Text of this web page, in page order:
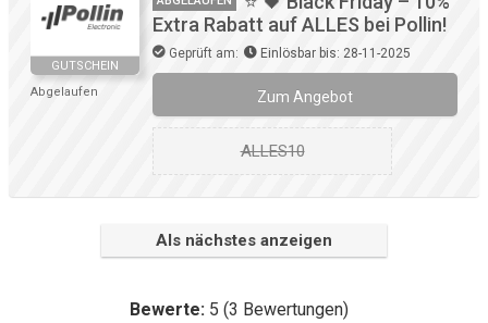
GUTSCHEIN
Abgelaufen
Extra Rabatt auf ALLES bei Pollin!
Geprüft am: Einlösbar bis: 28-11-2025
Zum Angebot
ALLES10
Als nächstes anzeigen
Bewerte: 5 (3 Bewertungen)